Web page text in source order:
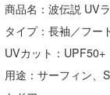
商品名：波伝説 UV
タイプ：長袖／フー
UVカット：UPF50+
用途：サーフィン、